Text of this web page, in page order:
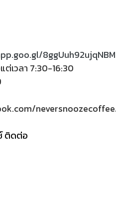
ต่เวลา 7:30-16:30
ติดต่อ